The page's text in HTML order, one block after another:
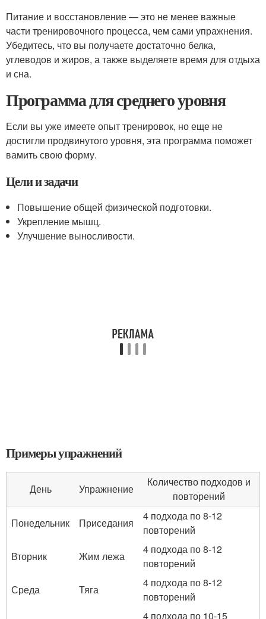
Питание и восстановление — это не менее важные
части тренировочного процесса, чем сами упражнения.
Убедитесь, что вы получаете достаточно белка,
углеводов и жиров, а также выделяете время для отдыха
и сна.
Программа для среднего уровня
Если вы уже имеете опыт тренировок, но еще не
достигли продвинутого уровня, эта программа поможет
вамить свою форму.
Цели и задачи
Повышение общей физической подготовки.
Укрепление мышц.
Улучшение выносливости.
Примеры упражнений
День Упражнение
Количество подходов и
повторений
Понедельник
Приседания
4 подхода по 8-12
повторений
Вторник
Жим лежа
4 подхода по 8-12
повторений
Среда
Тяга
4 подхода по 8-12
повторений
4 подхода по 10-15